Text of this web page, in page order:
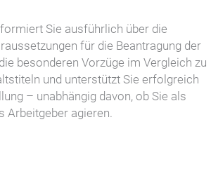
Sie ausführlich über die
für die Beantragung der
besonderen Vorzüge im Vergleich zu
und unterstützt Sie erfolgreich
– unabhängig davon, ob Sie als
Arbeitgeber agieren.